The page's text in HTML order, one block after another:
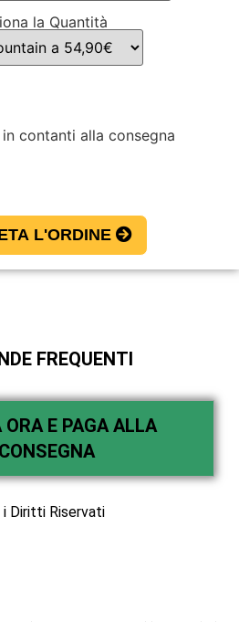
la Quantità
contanti alla consegna
L'ORDINE
FREQUENTI
ORA E PAGA ALLA
CONSEGNA
Diritti Riservati